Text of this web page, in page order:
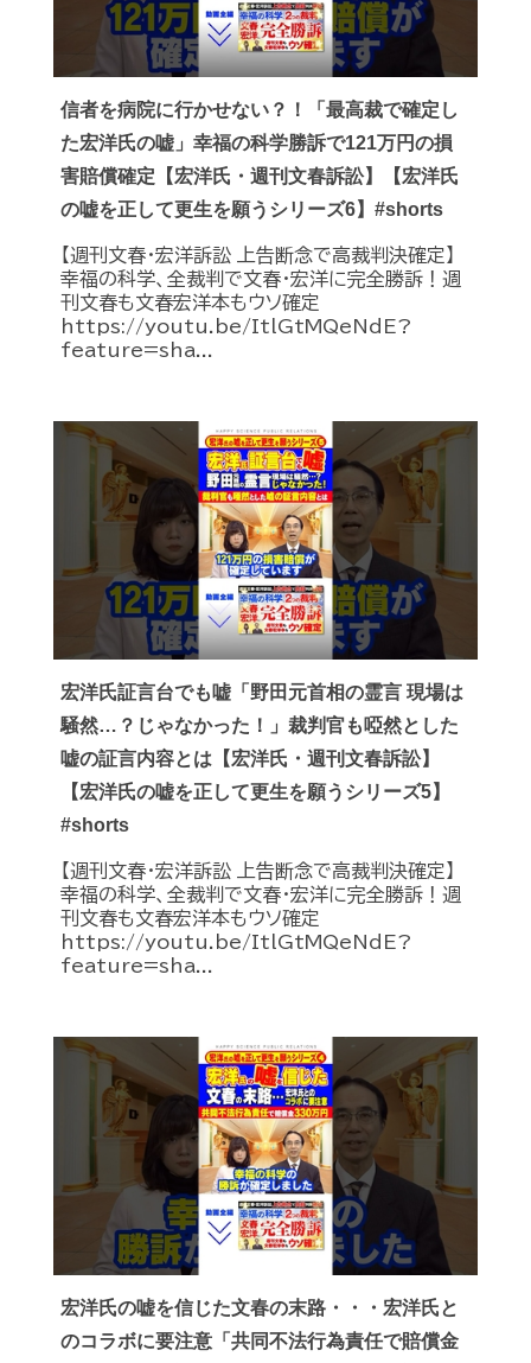
信者を病院に行かせない？！「最高裁で確定し
た宏洋氏の嘘」幸福の科学勝訴で121万円の損
害賠償確定【宏洋氏・週刊文春訴訟】【宏洋氏
の嘘を正して更生を願うシリーズ6】#shorts
【週刊文春・宏洋訴訟 上告断念で高裁判決確定】
幸福の科学、全裁判で文春・宏洋に完全勝訴！週
刊文春も文春宏洋本もウソ確定
https://youtu.be/ItlGtMQeNdE?
feature=sha...
宏洋氏証言台でも嘘「野田元首相の霊言 現場は
騒然…？じゃなかった！」裁判官も啞然とした
嘘の証言内容とは【宏洋氏・週刊文春訴訟】
【宏洋氏の嘘を正して更生を願うシリーズ5】
#shorts
【週刊文春・宏洋訴訟 上告断念で高裁判決確定】
幸福の科学、全裁判で文春・宏洋に完全勝訴！週
刊文春も文春宏洋本もウソ確定
https://youtu.be/ItlGtMQeNdE?
feature=sha...
宏洋氏の嘘を信じた文春の末路・・・宏洋氏と
のコラボに要注意「共同不法行為責任で賠償金